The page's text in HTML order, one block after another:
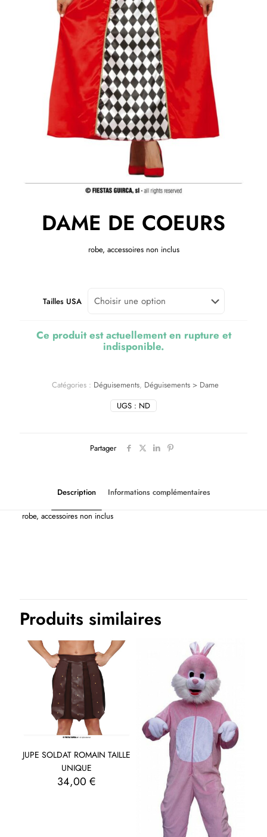
DAME DE COEURS
robe, accessoires non inclus
Tailles USA
Ce produit est actuellement en rupture et
indisponible.
UGS : ND
Catégories : Déguisements, Déguisements > Dame
Partager
Description Informations complémentaires
robe, accessoires non inclus
Produits similaires
JUPE SOLDAT ROMAIN TAILLE
UNIQUE
34,00€